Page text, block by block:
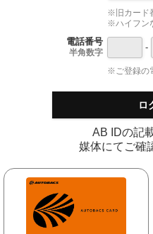
※旧カード
※ハイフン
電話番号
半角数字 -
※ご登録の
ロ
AB IDの記
媒体にてご確